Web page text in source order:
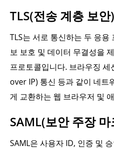
TLS(전송 계층 보안)
TLS는 서로 통신하는 두 응용
보 보호 및 데이터 무결성을
프로토콜입니다. 브라우징
over IP) 통신 등과 같이 네트
게 교환하는 웹 브라우저 및
SAML(보안 주장
SAML은 사용자 ID, 인증 및